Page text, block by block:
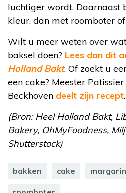
luchtiger wordt. Daarnaast
kleur, dan met roomboter
Wilt u meer weten over
baksel doen? Lees dan dit
Holland Bakt. Of zoekt u
een cake? Meester
Beckhoven deelt zijn recept.
(Bron: Heel Holland Bakt,
Bakery, OhMyFoodness,
Shutterstock)
bakken cake